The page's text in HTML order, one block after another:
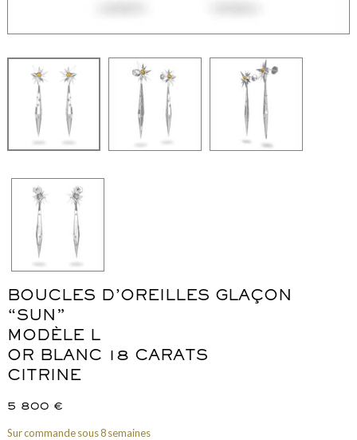
Collier "Oméga"
BOUCLES D’OREILLES GLAÇON
“SUN”
MODÈLE L
OR BLANC 18 CARATS
CITRINE
5 800 €
Sur commande sous 8 semaines